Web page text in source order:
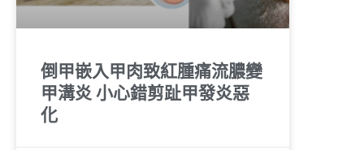
倒甲嵌入甲肉致紅腫痛流膿變
甲溝炎 小心錯剪趾甲發炎惡
化